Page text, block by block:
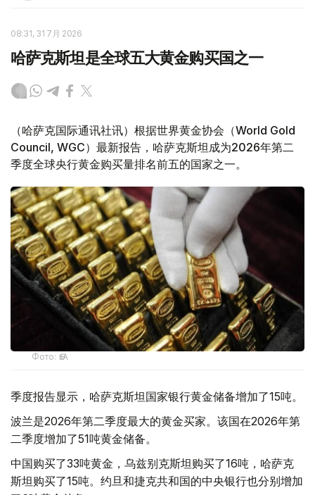
08:31, 31 7月 2026
哈萨克斯坦是全球五大黄金购买国之一
（哈萨克国际通讯社讯）根据世界黄金协会（World Gold
Council, WGC）最新报告，哈萨克斯坦成为2026年第二
季度全球央行黄金购买量排名前五的国家之一。
Фото: ӨзА
季度报告显示，哈萨克斯坦国家银行黄金储备增加了15吨。
波兰是2026年第二季度最大的黄金买家。该国在2026年第
二季度增加了51吨黄金储备。
中国购买了33吨黄金，乌兹别克斯坦购买了16吨，哈萨克
斯坦购买了15吨。约旦和捷克共和国的中央银行也分别增加